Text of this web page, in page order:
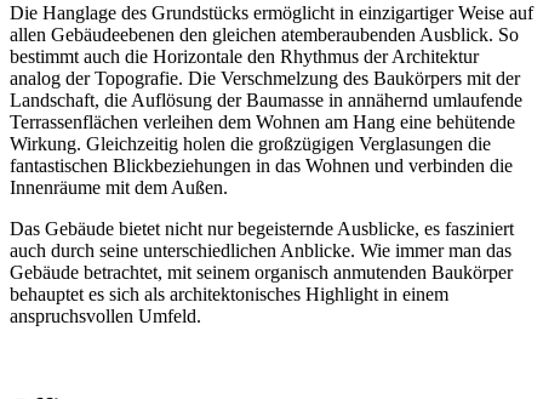
Die Hanglage des Grundstücks ermöglicht in einzigartiger Weise auf
allen Gebäudeebenen den gleichen atemberaubenden Ausblick. So
bestimmt auch die Horizontale den Rhythmus der Architektur
analog der Topografie. Die Verschmelzung des Baukörpers mit der
Landschaft, die Auflösung der Baumasse in annähernd umlaufende
Terrassenflächen verleihen dem Wohnen am Hang eine behütende
Wirkung. Gleichzeitig holen die großzügigen Verglasungen die
fantastischen Blickbeziehungen in das Wohnen und verbinden die
Innenräume mit dem Außen.
Das Gebäude bietet nicht nur begeisternde Ausblicke, es fasziniert
auch durch seine unterschiedlichen Anblicke. Wie immer man das
Gebäude betrachtet, mit seinem organisch anmutenden Baukörper
behauptet es sich als architektonisches Highlight in einem
anspruchsvollen Umfeld.